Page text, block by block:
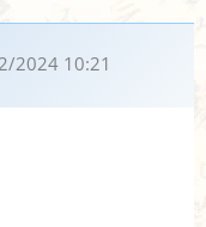
2024 10:21